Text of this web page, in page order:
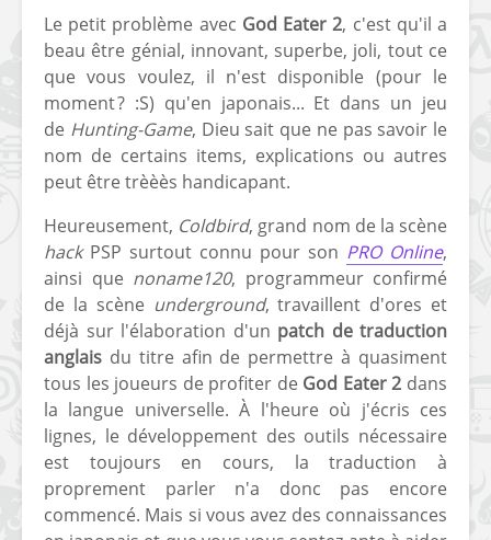
Le petit problème avec God Eater 2, c'est qu'il a
beau être génial, innovant, superbe, joli, tout ce
que vous voulez, il n'est disponible (pour le
moment ? :S) qu'en japonais... Et dans un jeu
de Hunting-Game, Dieu sait que ne pas savoir le
nom de certains items, explications ou autres
peut être trèèès handicapant.
Heureusement, Coldbird, grand nom de la scène
hackPSP surtout connu pour son PRO Online,
ainsi que noname120, programmeur confirmé
de la scène underground, travaillent d'ores et
déjà sur l'élaboration d'un patch de traduction
anglais du titre afin de permettre à quasiment
tous les joueurs de profiter de God Eater 2 dans
la langue universelle. À l'heure où j'écris ces
lignes, le développement des outils nécessaire
est toujours en cours, la traduction à
proprement parler n'a donc pas encore
commencé. Mais si vous avez des connaissances
concours de
homebrews
[PSP] Débricker une
PSP 2000/3000 est
désormais
possible avec Baryon
Sweeper !
[PS4] TUTO - Hacker
/ Jailbreaker sa PS4
en 6.72
[PS4] Le point sur le
fameux jailbreak pour
6.72 / 7.02
[Vita] La team CBPS
dévoile dans une
vidéo une flopée de
nouveaux projets
nouveaux
SX Lite
[Switch]
SX Lite :
prévoir
de test
TUTO -
« .CIA »
[PSP]
qui fête
de retour !